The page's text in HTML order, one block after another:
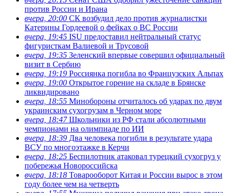
против России и Ирана
вчера, 20:00 СК возбудил дело против журналистки
Катерины Гордеевой о фейках о ВС России
вчера, 19:45 ISU предоставил нейтральный статус
фигуристкам Валиевой и Трусовой
вчера, 19:35 Зеленский впервые совершил официальный
визит в Сербию
вчера, 19:19 Россиянка погибла во Французских Альпах
вчера, 19:00 Открытое горение на складе в Брянске
ликвидировано
вчера, 18:55 Минобороны отчиталось об ударах по двум
украинским сухогрузам в Черном море
вчера, 18:47Школьники из РФ стали абсолютными
чемпионами на олимпиаде по ИИ
вчера, 18:39 Два человека погибли в результате удара
ВСУ по многоэтажке в Керчи
вчера, 18:25 Беспилотник атаковал турецкий сухогруз у
побережья Новороссийска
вчера, 18:18 Товарооборот Китая и России вырос в этом
году более чем на четверть